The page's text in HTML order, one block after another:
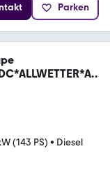
Parken
(143 PS) • Diesel